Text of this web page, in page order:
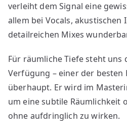
verleiht dem Signal eine
allem bei Vocals,
detailreichen Mixes
Für räumliche Tiefe steht uns
Verfügung – einer der besten
überhaupt. Er wird im
um eine subtile Räumlichkeit
ohne aufdringlich zu wirken.